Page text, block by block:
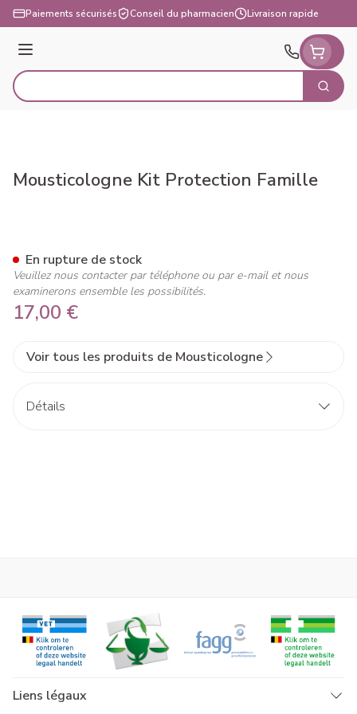
Aller au contenu
Paiements sécurisés Conseil du pharmacien Livraison rapide
Menu
Rechercher
Mousticologne Kit Protection Famille
17,00 €
En rupture de stock
Veuillez nous contacter par téléphone ou par e-mail et nous
examinerons ensemble les possibilités.
Voir tous les produits de Mousticologne
Détails
Liens légaux